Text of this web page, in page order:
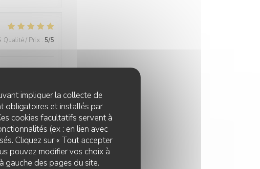
impliquer la collecte de
obligatoires et installés par
cookies facultatifs servent à
(ex : en lien avec
Cliquez sur « Tout accepter
pouvez modifier vos choix à
gauche des pages du site.
Qualité / Prix : 5/5
Qualité / Prix : /5